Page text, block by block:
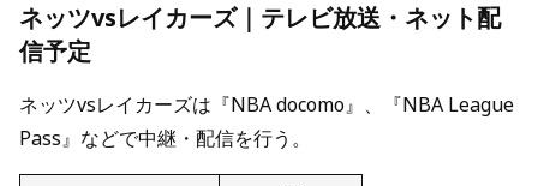
ネッツvsレイカーズ｜テレビ放送・ネット配
信予定
ネッツvsレイカーズは『NBA docomo』、『NBA League
Pass』などで中継・配信を行う。